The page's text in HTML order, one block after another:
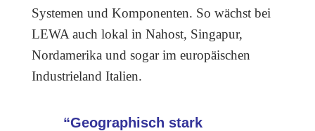
Systemen und Komponenten. So wächst bei
LEWA auch lokal in Nahost, Singapur,
Nordamerika und sogar im europäischen
Industrieland Italien.
“Geographisch stark